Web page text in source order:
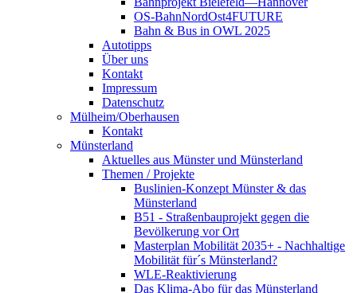
OS-BahnNordOst4FUTURE
Bahn & Bus in OWL 2025
Autotipps
Über uns
Kontakt
Impressum
Datenschutz
Mülheim/Oberhausen
Kontakt
Münsterland
Aktuelles aus Münster und Münsterland
Themen / Projekte
Buslinien-Konzept Münster & das
Münsterland
B51 - Straßenbauprojekt gegen die
Bevölkerung vor Ort
Masterplan Mobilität 2035+ - Nachhaltige
Mobilität für´s Münsterland?
WLE-Reaktivierung
Das Klima-Abo für das Münsterland